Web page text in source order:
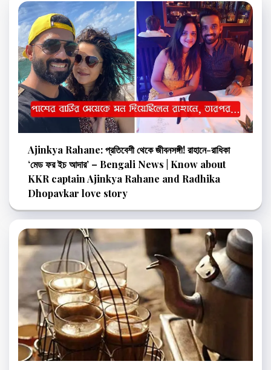
Ajinkya Rahane: প্রতিবেশী থেকে জীবনসঙ্গী! রাহানে-রাধিকা
‘মেড ফর ইচ আদার’ – Bengali News | Know about
KKR captain Ajinkya Rahane and Radhika
Dhopavkar love story